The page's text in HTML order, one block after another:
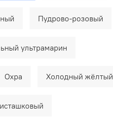
Пудрово-розовый
ультрамарин
Охра Холодный жёлтый